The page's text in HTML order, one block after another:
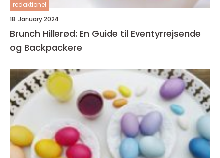
redaktionel
18. January 2024
Brunch Hillerød: En Guide til Eventyrrejsende
og Backpackere